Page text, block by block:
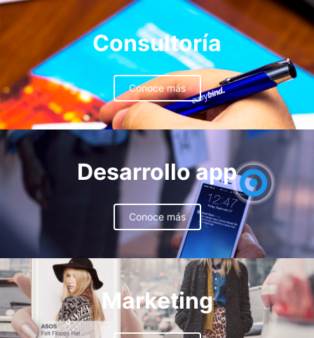
Consultoría
Conoce más
Desarrollo app
Conoce más
Marketing